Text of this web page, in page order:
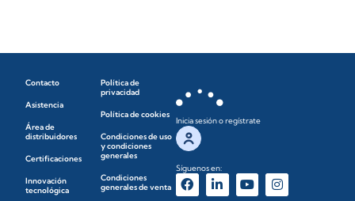
Contacto
Asistencia
Área de
distribuidores
Certificaciones
Innovación
tecnológica
Política de
privacidad
Política de cookies
Condiciones de uso
y condiciones
generales
Condiciones
generales de venta
Inicia sesión o regístrate
Síguenos en: